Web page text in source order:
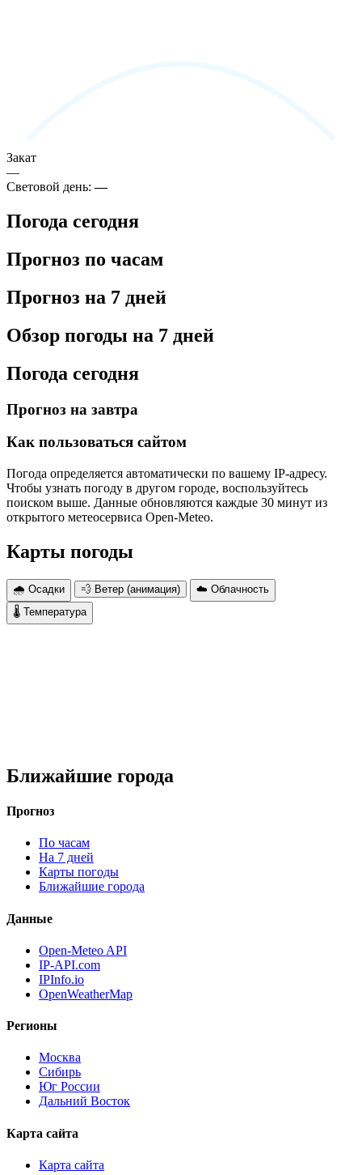
Закат
—
Световой день:—
Погода сегодня
Прогноз по часам
Прогноз на 7 дней
Обзор погоды на 7 дней
Погода сегодня
Прогноз на завтра
Как пользоваться сайтом
Погода определяется автоматически по вашему IP-адресу.
Чтобы узнать погоду в другом городе, воспользуйтесь
поиском выше. Данные обновляются каждые 30 минут из
открытого метеосервиса Open-Meteo.
Карты погоды
🌧 Осадки 💨 Ветер (анимация)
☁️ Облачность
🌡 Температура
Ближайшие города
Прогноз
По часам
На 7 дней
Карты погоды
Ближайшие города
Данные
Open-Meteo API
IP-API.com
IPInfo.io
OpenWeatherMap
Регионы
Москва
Сибирь
Юг России
Дальний Восток
Карта сайта
Карта сайта